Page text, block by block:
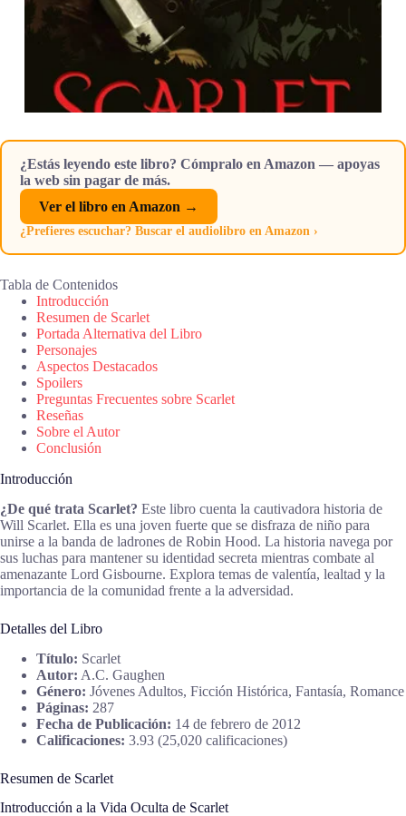
¿Estás leyendo este libro? Cómpralo en Amazon — apoyas
la web sin pagar de más.
Ver el libro en Amazon →
¿Prefieres escuchar? Buscar el audiolibro en Amazon ›
Tabla de Contenidos
Introducción
Resumen de Scarlet
Portada Alternativa del Libro
Personajes
Aspectos Destacados
Spoilers
Preguntas Frecuentes sobre Scarlet
Reseñas
Sobre el Autor
Conclusión
Introducción
¿De qué trata Scarlet? Este libro cuenta la cautivadora historia de
Will Scarlet. Ella es una joven fuerte que se disfraza de niño para
unirse a la banda de ladrones de Robin Hood. La historia navega por
sus luchas para mantener su identidad secreta mientras combate al
amenazante Lord Gisbourne. Explora temas de valentía, lealtad y la
importancia de la comunidad frente a la adversidad.
Detalles del Libro
Título: Scarlet
Autor: A.C. Gaughen
Género: Jóvenes Adultos, Ficción Histórica, Fantasía, Romance
Páginas: 287
Fecha de Publicación: 14 de febrero de 2012
Calificaciones: 3.93 (25,020 calificaciones)
Resumen de Scarlet
Introducción a la Vida Oculta de Scarlet